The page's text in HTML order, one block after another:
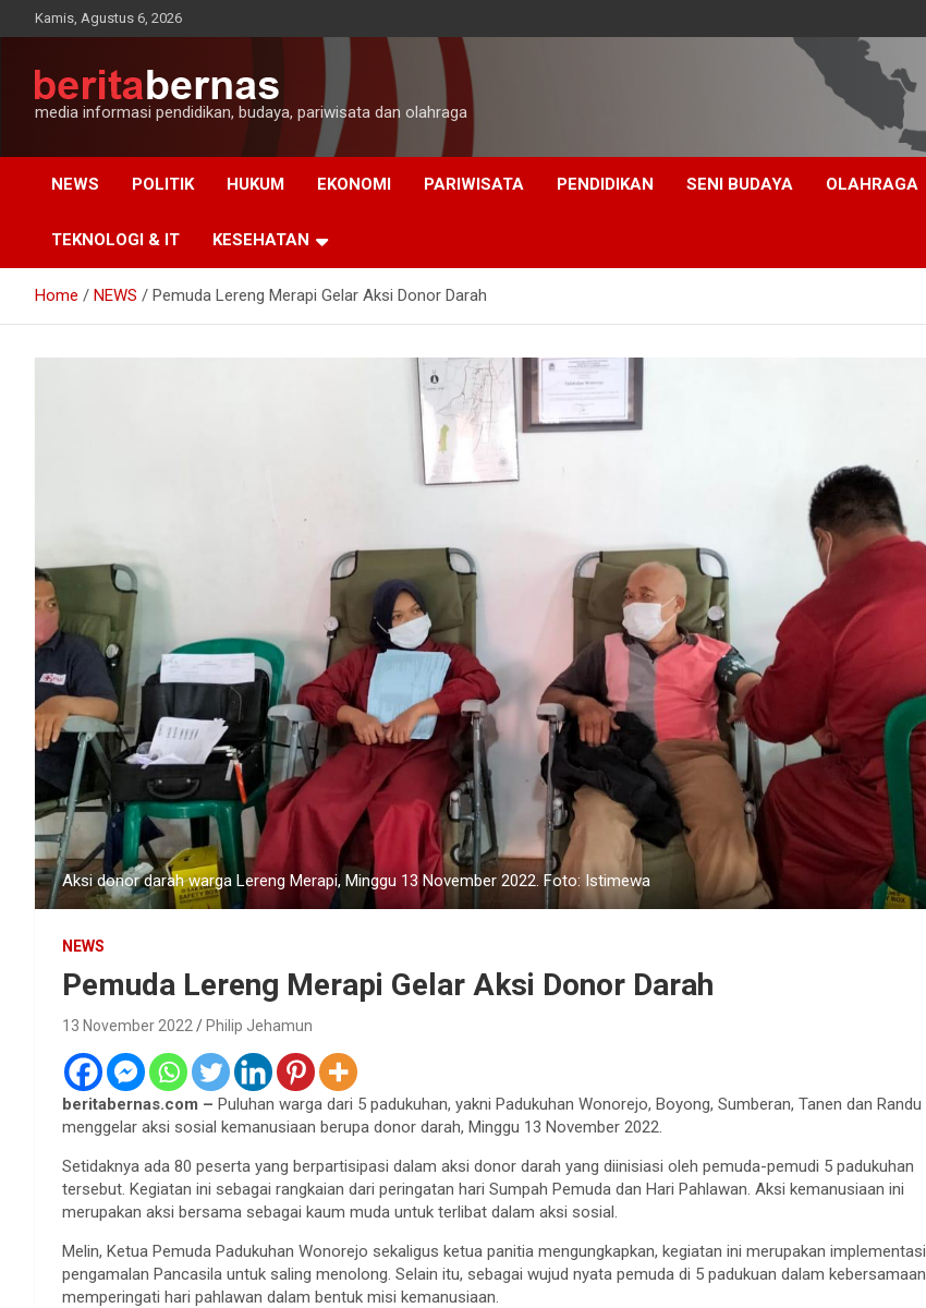
to
Kamis, Agustus 6, 2026
media informasi pendidikan, budaya, pariwisata dan olahraga
NEWS POLITIK HUKUM EKONOMI PARIWISATA PENDIDIKAN SENI BUDAYA OLAHRAGA
TEKNOLOGI & IT KESEHATAN
Home NEWS Pemuda Lereng Merapi Gelar Aksi Donor Darah
Aksi donor darah warga Lereng Merapi, Minggu 13 November 2022. Foto: Istimewa
NEWS
Pemuda Lereng Merapi Gelar Aksi Donor Darah
13 November 2022 Philip Jehamun
beritabernas.com – Puluhan warga dari 5 padukuhan, yakni Padukuhan Wonorejo, Boyong, Sumberan, Tanen dan Randu
menggelar aksi sosial kemanusiaan berupa donor darah, Minggu 13 November 2022.
Setidaknya ada 80 peserta yang berpartisipasi dalam aksi donor darah yang diinisiasi oleh pemuda-pemudi 5 padukuhan
tersebut. Kegiatan ini sebagai rangkaian dari peringatan hari Sumpah Pemuda dan Hari Pahlawan. Aksi kemanusiaan ini
merupakan aksi bersama sebagai kaum muda untuk terlibat dalam aksi sosial.
Melin, Ketua Pemuda Padukuhan Wonorejo sekaligus ketua panitia mengungkapkan, kegiatan ini merupakan implementasi
pengamalan Pancasila untuk saling menolong. Selain itu, sebagai wujud nyata pemuda di 5 padukuan dalam kebersamaan
memperingati hari pahlawan dalam bentuk misi kemanusiaan.